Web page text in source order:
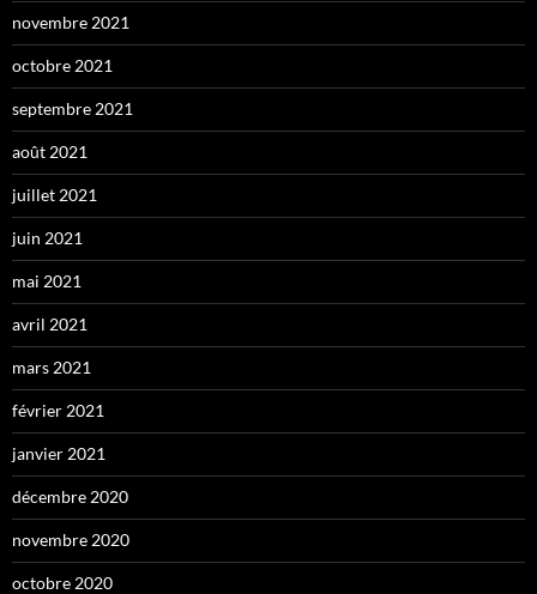
novembre 2021
octobre 2021
septembre 2021
août 2021
juillet 2021
juin 2021
mai 2021
avril 2021
mars 2021
février 2021
janvier 2021
décembre 2020
novembre 2020
octobre 2020